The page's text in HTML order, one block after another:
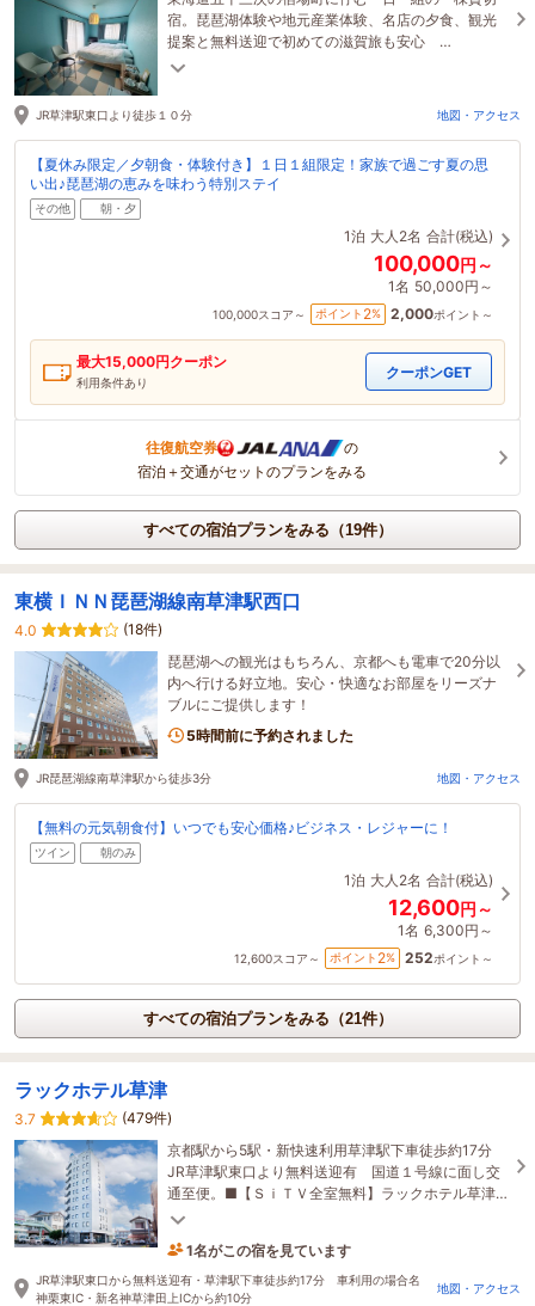
宿。琵琶湖体験や地元産業体験、名店の夕食、観光
提案と無料送迎で初めての滋賀旅も安心
https://youtu.be/Qau468nCcn0
JR草津駅東口より徒歩１０分 地図・アクセス
【夏休み限定／夕朝食・体験付き】１日１組限定！家族で過ごす夏の思
い出♪琵琶湖の恵みを味わう特別ステイ
その他 朝・夕
1泊 大人2名 合計(税込)
100,000円～
1名 50,000円～
100,000スコア～ ポイント 2% 2,000ポイント～
最大15,000円クーポン
利用条件あり
クーポンGET
往復航空券
の
宿泊＋交通がセットのプランをみる
すべての宿泊プランをみる（19件）
東横ＩＮＮ琵琶湖線南草津駅西口
4.0
(18件)
琵琶湖への観光はもちろん、京都へも電車で20分以
内へ行ける好立地。安心・快適なお部屋をリーズナ
ブルにご提供します！
5時間前に予約されました
JR琵琶湖線南草津駅から徒歩3分 地図・アクセス
【無料の元気朝食付】いつでも安心価格♪ビジネス・レジャーに！
ツイン 朝のみ
1泊 大人2名 合計(税込)
12,600円～
1名 6,300円～
12,600スコア～ ポイント 2% 252ポイント～
すべての宿泊プランをみる（21件）
ラックホテル草津
3.7
(479件)
京都駅から5駅・新快速利用草津駅下車徒歩約17分
JR草津駅東口より無料送迎有 国道１号線に面し交
通至便。■【ＳｉＴＶ全室無料】ラックホテル草津
ではルームシアターが全室無料視聴いただけます
1名がこの宿を見ています
5時間前に予約されました
JR草津駅東口から無料送迎有・草津駅下車徒歩約17分 車利用の場合名
神栗東IC・新名神草津田上ICから約10分
地図・アクセス